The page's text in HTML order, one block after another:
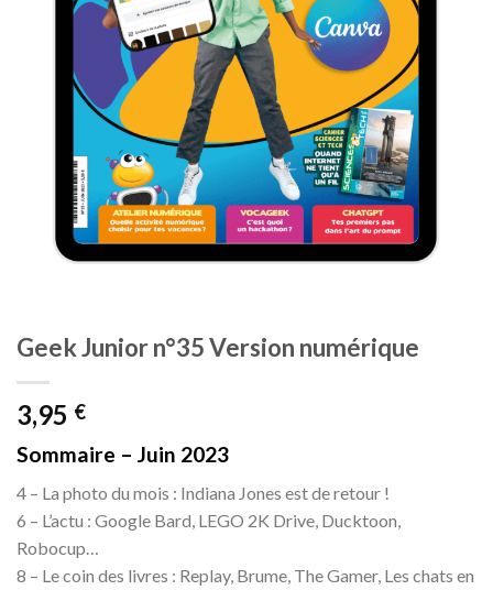
Geek Junior n°35 Version numérique
3,95 €
Sommaire – Juin 2023
4 – La photo du mois : Indiana Jones est de retour !
6 – L’actu : Google Bard, LEGO 2K Drive, Ducktoon,
Robocup…
8 – Le coin des livres : Replay, Brume, The Gamer, Les chats en